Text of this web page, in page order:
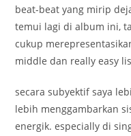
beat-beat yang mirip
temui lagi di album ini,
cukup
middle dan really easy
secara subyektif saya
lebih menggambarkan
energik. especially di